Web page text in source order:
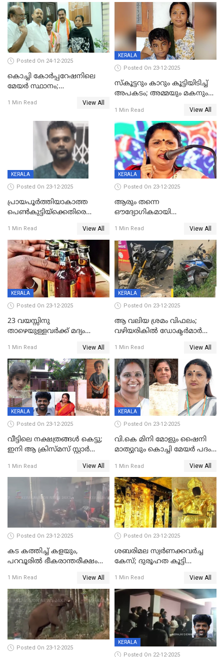
അറസ്റ്റിൽ
Posted On 24-12-2025
കൊച്ചി കോര്‍പ്പറേഷനിലെ
മേയര്‍ സ്ഥാനം;
രൂക്ഷം
1 Min Read View All
KERALA
Posted On 23-12-2025
സ്കൂട്ടറും കാറും കൂട്ടിയിടിച്ച്
അപകടം; അമ്മയും മകനും
ഗുരുതരാവസ്ഥയിൽ
1 Min Read View All
KERALA
Posted On 23-12-2025
പ്രായപൂർത്തിയാകാത്ത
പെൺകുട്ടിയ്ക്കെതിരെ
59 വർഷം തടവും 90,൦൦൦ രൂപ
പിഴയും ശിക്ഷ
1 Min Read View All
KERALA
Posted On 23-12-2025
ആരും തന്നെ
ഔദ്യോഗികമായി
കണ്ടെത്താൻ ഇന്ന് കോർ
കമ്മിറ്റി കൂടിയില്ല';
അതൃപ്തിയുമായി ദീപ്തി മേരി
വർഗീസ്
1 Min Read View All
KERALA
Posted On 23-12-2025
23 വയസ്സിനു
താഴെയുള്ളവർക്ക് മദ്യം
നടപടി;സ്ഥാപനങ്ങൾക്കെതിരെ
രണ്ട് കേസുകൾ
1 Min Read View All
KERALA
Posted On 23-12-2025
ആ വലിയ ശ്രമം വിഫലം;
വഴിയരികില്‍ ‌ഡോക്ടര്‍മാര്‍
മരണത്തിന് കീഴടങ്ങി
1 Min Read View All
KERALA
Posted On 23-12-2025
വീട്ടിലെ നക്ഷത്രങ്ങൾ കെട്ടു;
ഇനി ആ ക്രിസ്മസ് സ്റ്റാർ
വേണ്ടിയുള്ള
പിടിവലിക്കിടയിൽ
അപ്പൂപ്പനെതിരെ പോക്സോ
കേസ് ഒടുവിൽ 4 ജീവനുകൾ
പൊലിഞ്ഞു
1 Min Read View All
KERALA
Posted On 23-12-2025
വി.കെ മിനി മോളും ഷൈനി
മാത്യുവും കൊച്ചി മേയർ പദം
മേയറാകില്ല
1 Min Read View All
Posted On 23-12-2025
കട കത്തിച്ച് കളയും,
പറവൂരില്‍ ഭീകരാന്തരീക്ഷം
1 Min Read View All
Posted On 23-12-2025
ശബരിമല സ്വര്‍ണക്കവര്‍ച്ച
കേസ്; ദുരൂഹത കൂട്ടി
1 Min Read View All
Posted On 23-12-2025
KERALA
Posted On 22-12-2025